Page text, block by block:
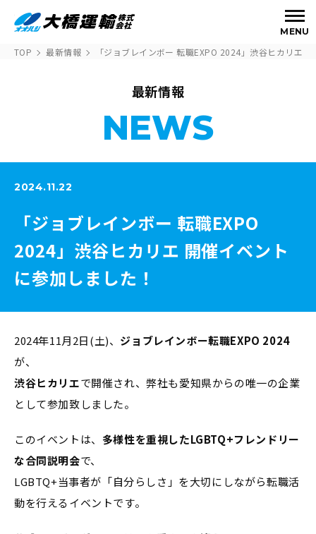
MENU
TOP 最新情報 「ジョブレインボー 転職EXPO 2024」渋谷ヒカリエ
最新情報
NEWS
2024.11.22
「ジョブレインボー 転職EXPO
2024」渋谷ヒカリエ 開催イベント
に参加しました！
2024年11月2日(土)、 ジョブレインボー転職EXPO 2024
が、
渋谷ヒカリエで開催され、弊社も愛知県からの唯一の企業
として参加致しました。
このイベントは、 多様性を重視したLGBTQ+フレンドリー
な合同説明会で、
LGBTQ+当事者が「自分らしさ」を大切にしながら転職活
動を行えるイベントです。